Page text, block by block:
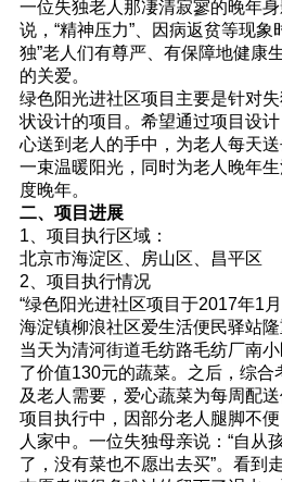
一位失独老人那凄清寂寥的晚年
说，“精神压力”、因病返贫等现象
独”老人们有尊严、有保障地健康
的关爱。
绿色阳光进社区项目主要是针对
状设计的项目。希望通过项目设
心送到老人的手中，为老人每天
一束温暖阳光，同时为老人晚年
度晚年。
二、项目进展
1、项目执行区域：
北京市海淀区、房山区、昌平区
2、项目执行情况
“绿色阳光进社区项目于2017年1
海淀镇柳浪社区爱生活便民驿站
当天为清河街道毛纺路毛纺厂南
了价值130元的蔬菜。之后，综合
及老人需要，爱心蔬菜为每周配送
项目执行中，因部分老人腿脚不
人家中。一位失独母亲说：“自从
了，没有菜也不愿出去买”。看到